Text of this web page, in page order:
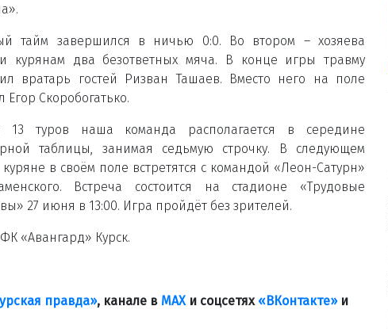
тайм завершился в ничью 0:0. Во втором – хозяева
курянам два безответных мяча. В конце игры травму
вратарь гостей Ризван Ташаев. Вместо него на поле
Егор Скоробогатько.
13 туров наша команда располагается в середине
таблицы, занимая седьмую строчку. В следующем
в своём поле встретятся с командой «Леон-Сатурн»
Встреча состоится на стадионе «Трудовые
27 июня в 13:00. Игра пройдёт без зрителей.
«Авангард» Курск.
правда», канале в МАХ и соцсетях «ВКонтакте»и